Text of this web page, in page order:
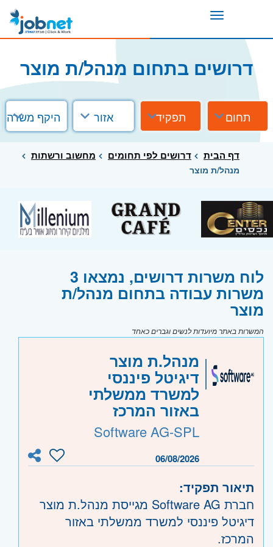
Toggle
דרושים בתחום מנהל/ת מוצר
תחום תפקיד אזור היקף משרה
דף הבית דרושים לפי תחומים מחשוב ורשתות
מנהל/ת מוצר
לוח משרות דרושים, נמצאו 3
משרות עבודה בתחום מנהל/ת
מוצר
המשרות באתר מיועדות לנשים וגברים כאחד
מנהל.ת מוצר
דיגיטל פיננסי
למשרד ממשלתי
באזור המרכז
Software AG-SPL
06/08/2026
תיאור תפקיד:
חברת Software AG מגייסת מנהל.ת מוצר
דיגיטל פיננסי למשרד ממשלתי באזור
המרכז.